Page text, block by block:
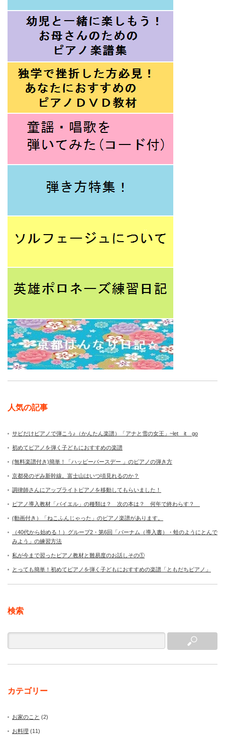
人気の記事
サビだけピアノで弾こう♪（かんたん楽譜）「アナと雪の女王」~let it go
初めてピアノを弾く子どもにおすすめの楽譜
(無料楽譜付き)簡単！「ハッピーバースデー 」のピアノの弾き方
京都発のぞみ新幹線。富士山はいつ頃見れるのか？
調律師さんにアップライトピアノを移動してもらいました！
ピアノ導入教材「バイエル」の種類は？ 次の本は？ 何年で終わらす？
(動画付き）「ねこふんじゃった」のピアノ楽譜があります。
（40代から始める！）グループ2・第6回「バーナム（導入書）・蛙のようにとんで
みよう」の練習方法
私が今まで習ったピアノ教材と難易度のお話しその①
とっても簡単！初めてピアノを弾く子どもにおすすめの楽譜「ともだちピアノ」
検索
カテゴリー
お家のこと (2)
お料理 (11)